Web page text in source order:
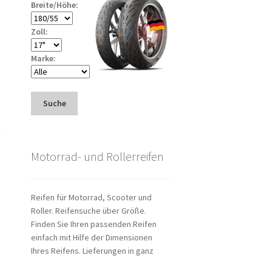
Breite/Höhe:
Zoll:
Marke:
Suche
Motorrad- und Rollerreifen
Reifen für Motorrad, Scooter und
Roller. Reifensuche über Größe.
Finden Sie Ihren passenden Reifen
einfach mit Hilfe der Dimensionen
Ihres Reifens. Lieferungen in ganz